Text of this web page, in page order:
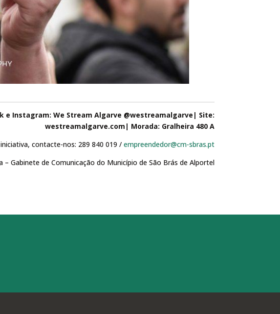
e Instagram: We Stream Algarve @westreamalgarve| Site:
westreamalgarve.com| Morada: Gralheira 480 A
contacte-nos: 289 840 019 / empreendedor@cm-sbras.pt
– Gabinete de Comunicação do Município de São Brás de Alportel